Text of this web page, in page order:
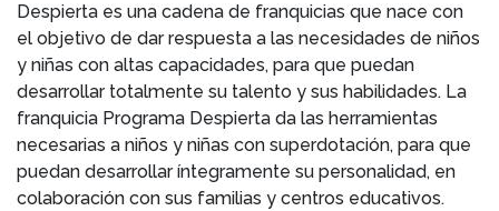
Despierta es una cadena de franquicias que nace con
el objetivo de dar respuesta a las necesidades de niños
y niñas con altas capacidades, para que puedan
desarrollar totalmente su talento y sus habilidades. La
franquicia Programa Despierta da las herramientas
necesarias a niños y niñas con superdotación, para que
puedan desarrollar íntegramente su personalidad, en
colaboración con sus familias y centros educativos.